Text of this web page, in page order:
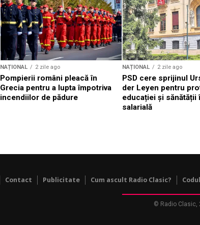
NAȚIONAL 2 zile ago
Pompierii români pleacă în
Grecia pentru a lupta împotriva
incendiilor de pădure
NAȚIONAL 2 zile ago
PSD cere sprijinul
der Leyen pentru
educației și sănătății
salarială
Contact Publicitate Cum ascult Radio Clasic?
© Radio Clasic,